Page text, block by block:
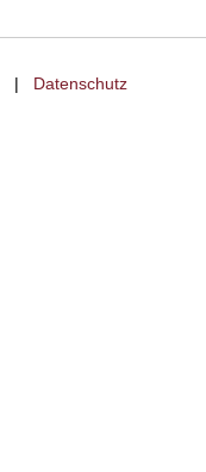
| Datenschutz